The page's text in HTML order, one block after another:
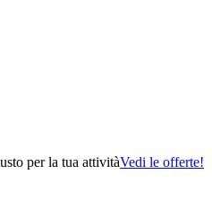
per la tua attivitàVedi le offerte!